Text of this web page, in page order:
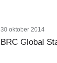
30 oktober 2014
BRC Global